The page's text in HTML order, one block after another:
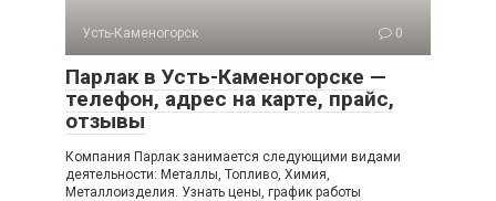
Усть-Каменогорск 0
Парлак в Усть-Каменогорске —
телефон, адрес на карте, прайс,
отзывы
Компания Парлак занимается следующими видами
деятельности: Металлы, Топливо, Химия,
Металлоизделия. Узнать цены, график работы